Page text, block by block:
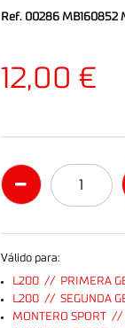
Ref. 00286 MB160852
12,00 €
Válido para:
L200 // PRIMERA
L200 // SEGUNDA
MONTERO SPORT